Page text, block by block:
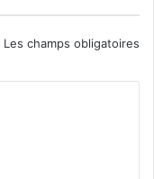
Les champs obligatoires